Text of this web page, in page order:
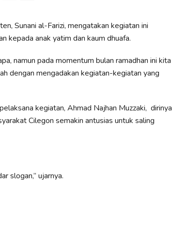
Sunani al-Farizi, mengatakan kegiatan ini
kepada anak yatim dan kaum dhuafa.
namun pada momentum bulan ramadhan ini kita
dengan mengadakan kegiatan-kegiatan yang
kegiatan, Ahmad Najhan Muzzaki, dirinya
Cilegon semakin antusias untuk saling
slogan,” ujarnya.